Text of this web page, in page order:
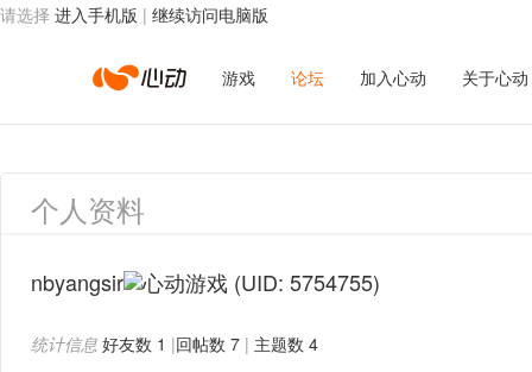
请选择 进入手机版 | 继续访问电脑版
心
动
络
游戏 论坛 加入心动 关于心动
个人资料
nbyangsir (UID: 5754755)
统计信息 好友数 1 |回帖数 7 | 主题数 4